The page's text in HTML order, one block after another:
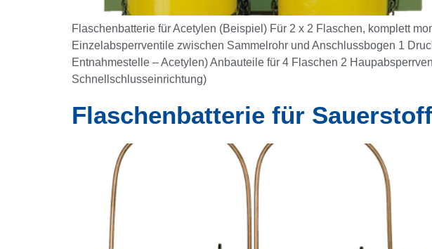
Flaschenbatterie für Acetylen (Beispiel) Für 2 x 2 Flaschen, komplett
Einzelabsperrventile zwischen Sammelrohr und Anschlussbogen 1
Entnahmestelle – Acetylen) Anbauteile für 4 Flaschen 2
Schnellschlusseinrichtung)
Flaschenbatterie für Sauerstoff